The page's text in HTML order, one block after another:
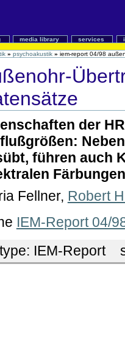
media library services
» psychoakustik » iem-report 04/98
der
führen auch
Fellner, Robert
IEM-Report 04/
IEM-Report